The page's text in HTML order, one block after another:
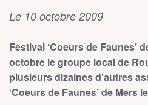
Le 10 octobre 2009
Festival ‘Coeurs de Faunes’
octobre le groupe local de
plusieurs dizaines d’autres
‘Coeurs de Faunes’ de Mers